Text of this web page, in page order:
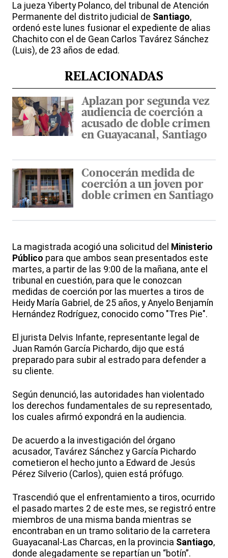
La jueza Yiberty Polanco, del tribunal de Atención
Permanente del distrito judicial de Santiago,
ordenó este lunes fusionar el expediente de alias
Chachito con el de Gean Carlos Tavárez Sánchez
(Luis), de 23 años de edad.
RELACIONADAS
Aplazan por segunda vez
audiencia de coerción a
acusado de doble crimen
en Guayacanal, Santiago
Conocerán medida de
coerción a un joven por
doble crimen en Santiago
La magistrada acogió una solicitud del Ministerio
Público para que ambos sean presentados este
martes, a partir de las 9:00 de la mañana, ante el
tribunal en cuestión, para que le conozcan
medidas de coerción por las muertes a tiros de
Heidy María Gabriel, de 25 años, y Anyelo Benjamín
Hernández Rodríguez, conocido como "Tres Pie".
El jurista Delvis Infante, representante legal de
Juan Ramón García Pichardo, dijo que está
preparado para subir al estrado para defender a
su cliente.
Según denunció, las autoridades han violentado
los derechos fundamentales de su representado,
los cuales afirmó expondrá en la audiencia.
De acuerdo a la investigación del órgano
acusador, Tavárez Sánchez y García Pichardo
cometieron el hecho junto a Edward de Jesús
Pérez Silverio (Carlos), quien está prófugo.
Trascendió que el enfrentamiento a tiros, ocurrido
el pasado martes 2 de este mes, se registró entre
miembros de una misma banda mientras se
encontraban en un tramo solitario de la carretera
Guayacanal-Las Charcas, en la provincia Santiago,
donde alegadamente se repartían un “botín”.